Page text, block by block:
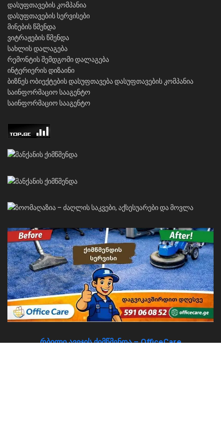
დასუფთავების კომპანია
დასუფთავების სერვისები
მინების წმენდა
ვიტრაჟების წმენდა
სახლის დალაგება
რემონტის შემდგომი დალაგება
ინტერიერის დიზაინი
ბიზნეს ობიექტების დასუფთავებადასუფთავების კომპანია
საინფორმაციო სააგენტო
საინფორმაციო სააგენტო
რბილი ავეჯის ქიმწმენდა – OfficeCare